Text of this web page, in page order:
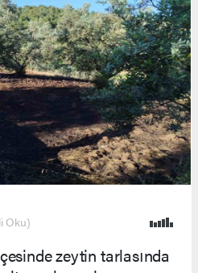
Oku)
zeytin tarlasında